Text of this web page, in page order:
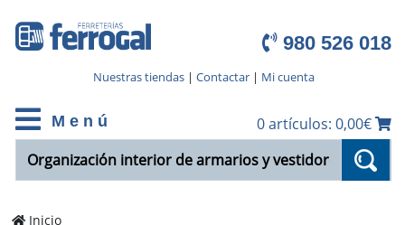
980 526 018
Nuestras tiendas| Contactar| Mi cuenta
M e n ú 0 artículos: 0,00€
Inicio